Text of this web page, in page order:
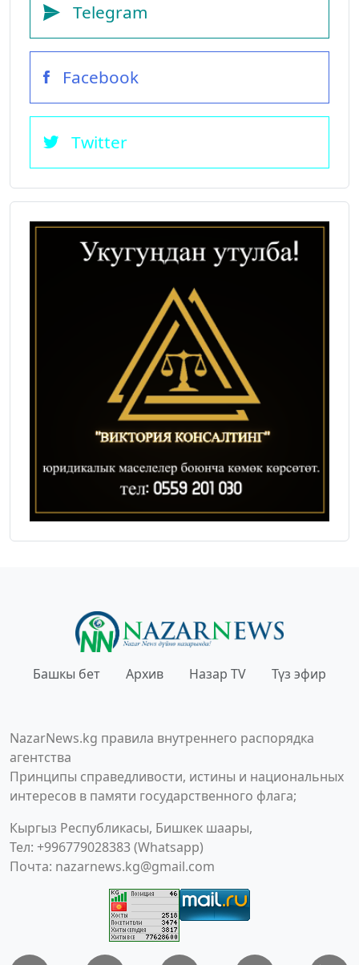
Telegram
Facebook
Twitter
Башкы бет Архив Назар TV Түз эфир
NazarNews.kg правила внутреннего распорядка
агентства
Принципы справедливости, истины и национальных
интересов в памяти государственного флага;
Кыргыз Республикасы, Бишкек шаары,
Тел: +996779028383 (Whatsapp)
Почта: nazarnews.kg@gmail.com